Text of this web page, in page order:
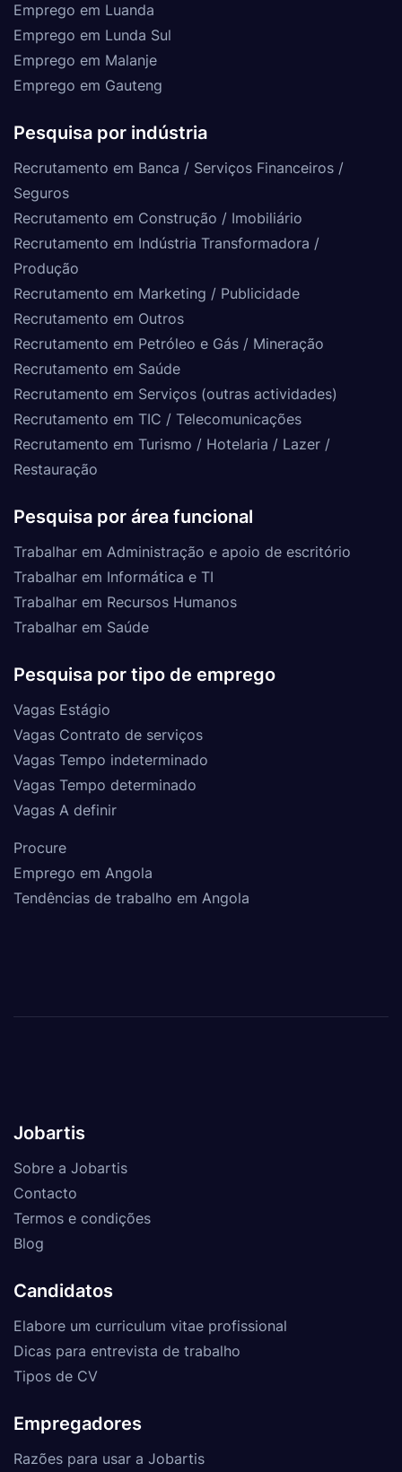
Emprego em Luanda
Emprego em Lunda Sul
Emprego em Malanje
Emprego em Gauteng
Pesquisa por indústria
Recrutamento em Banca / Serviços Financeiros /
Seguros
Recrutamento em Construção / Imobiliário
Recrutamento em Indústria Transformadora /
Produção
Recrutamento em Marketing / Publicidade
Recrutamento em Outros
Recrutamento em Petróleo e Gás / Mineração
Recrutamento em Saúde
Recrutamento em Serviços (outras actividades)
Recrutamento em TIC / Telecomunicações
Recrutamento em Turismo / Hotelaria / Lazer /
Restauração
Pesquisa por área funcional
Trabalhar em Administração e apoio de escritório
Trabalhar em Informática e TI
Trabalhar em Recursos Humanos
Trabalhar em Saúde
Pesquisa por tipo de emprego
Vagas Estágio
Vagas Contrato de serviços
Vagas Tempo indeterminado
Vagas Tempo determinado
Vagas A definir
Procure
Emprego em Angola
Tendências de trabalho em Angola
Jobartis
Sobre a Jobartis
Contacto
Termos e condições
Blog
Candidatos
Elabore um curriculum vitae profissional
Dicas para entrevista de trabalho
Tipos de CV
Empregadores
Razões para usar a Jobartis